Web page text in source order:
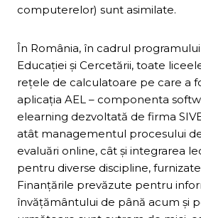
computerelor) sunt asimilate.
În România, în cadrul
Educaţiei şi Cercetării, toate
reţele de calculatoare pe care a
aplicaţia AEL – componenta
elearning dezvoltată de firma
atât managementul procesului
evaluări online, cât şi integrarea
pentru diverse discipline,
Finanţările prevăzute pentru
învăţământului de până acum şi